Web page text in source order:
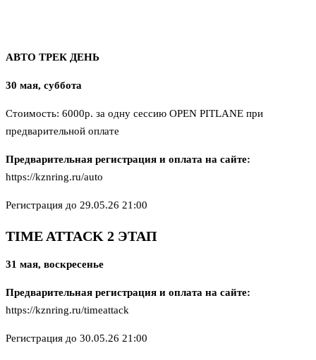
АВТО ТРЕК ДЕНЬ
30 мая, суббота
Стоимость: 6000р. за одну сессию OPEN PITLANE при
предварительной оплате
Предварительная регистрация и оплата на сайте:
https://kznring.ru/auto
Регистрация до 29.05.26 21:00
TIME ATTACK 2 ЭТАП
31 мая, воскресенье
Предварительная регистрация и оплата на сайте:
https://kznring.ru/timeattack
Регистрация до 30.05.26 21:00